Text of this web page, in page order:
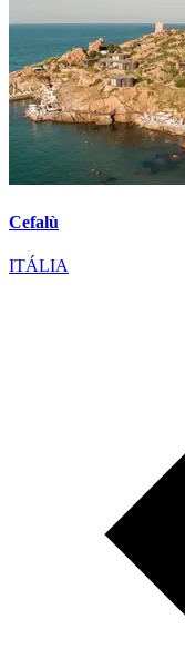
Cefalù
ITÁLIA